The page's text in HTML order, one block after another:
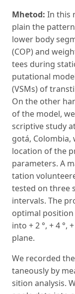
Mhetod: In this
plain the
lower body
(COP) and
tees during
putational
(VSMs) of
On the other
of the model,
scriptive study
gotá,
location of the
parameters. A
tation
test­ed on three
intervals. The
optimal
into + 2 °, + 4 °,
plane.
We recorded
taneously by
sition analysis.